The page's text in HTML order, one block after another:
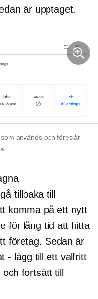
är upptaget.
används och föreslår
tillbaka till
komma på ett nytt
för lång tid att hitta
företag. Sedan är
- lägg till ett valfritt
fortsätt till